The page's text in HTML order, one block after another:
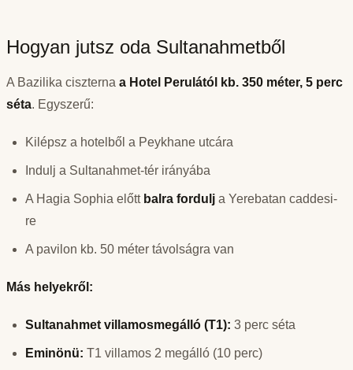
Hogyan jutsz oda Sultanahmetből
A Bazilika ciszterna a Hotel Perulától kb. 350 méter, 5 perc
séta. Egyszerű:
Kilépsz a hotelből a Peykhane utcára
Indulj a Sultanahmet-tér irányába
A Hagia Sophia előtt balra fordulj a Yerebatan caddesi-
re
A pavilon kb. 50 méter távolságra van
Más helyekről:
Sultanahmet villamosmegálló (T1): 3 perc séta
Eminönü: T1 villamos 2 megálló (10 perc)